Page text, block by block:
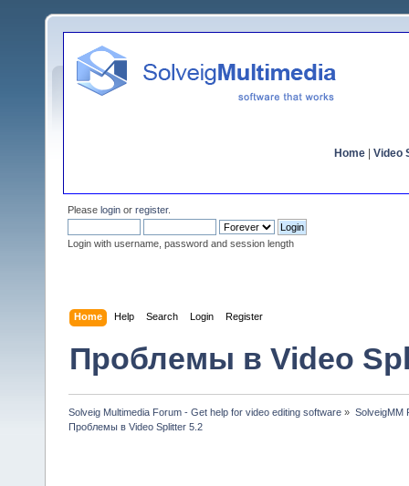
Home Video
Please login or register.
Login with username, password and session length
Home Help Search Login Register
Проблемы в Video
Solveig Multimedia Forum - Get help for video editing software » SolveigMM
Проблемы в Video Splitter 5.2